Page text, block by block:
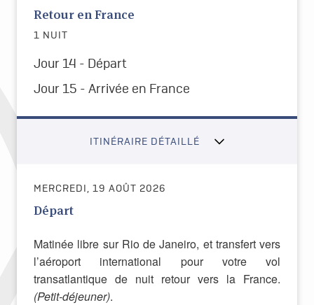
Retour en France
1 NUIT
Jour 14 - Départ
Jour 15 - Arrivée en France
ITINÉRAIRE DÉTAILLÉ
MERCREDI, 19 AOÛT 2026
Départ
Matinée libre sur Rio de Janeiro, et transfert vers
l’aéroport international pour votre vol
transatlantique de nuit retour vers la France.
(Petit-déjeuner).